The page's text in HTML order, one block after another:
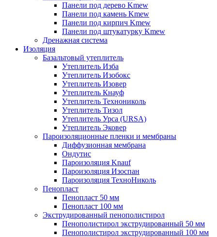
Панели под дерево Kmew
Панели под камень Kmew
Панели под кирпич Kmew
Панели под штукатурку Kmew
Дренажная система
Изоляция
Базальтовый утеплитель
Утеплитель Изба
Утеплитель Изобокс
Утеплитель Изовер
Утеплитель Кнауф
Утеплитель Технониколь
Утеплитель Тизол
Утеплитель Урса (URSA)
Утеплитель Эковер
Пароизоляционные пленки и мембраны
Диффузионная мембрана
Ондутис
Пароизоляция Knauf
Пароизоляция Изоспан
Пароизоляция ТехноНиколь
Пенопласт
Пенопласт 50 мм
Пенопласт 100 мм
Экструдированный пенополистирол
Пенополистирол экструдированный 50 мм
Пенополистирол экструдированный 100 мм